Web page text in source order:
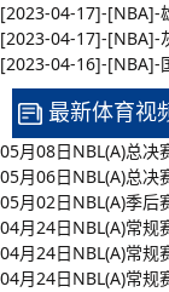
[2023-04-17]-[NBA]-
[2023-04-17]-[NBA]-
[2023-04-16]-[NBA]-
最新体育视
05月08日NBL(A)总决
05月06日NBL(A)总决
05月02日NBL(A)季后
04月24日NBL(A)常规
04月24日NBL(A)常规
04月24日NBL(A)常规